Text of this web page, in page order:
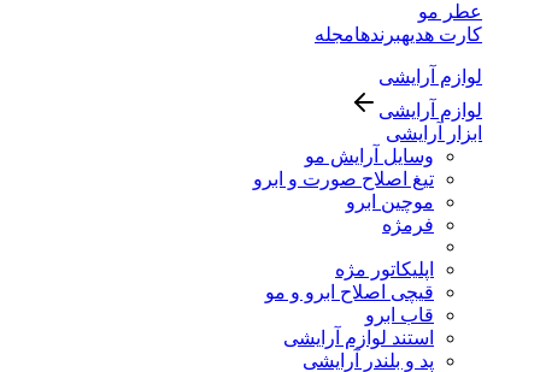
عطر مو
کارت هدیهبرندهامجله
لوازم آرایشی
لوازم آرایشی
ابزار آرایشی
وسایل آرایش مو
تیغ اصلاح صورت و ابرو
موچین ابرو
فرمژه
اپلیکاتور مژه
قیچی اصلاح ابرو و مو
قاب ابرو
استند لوازم آرایشی
پد و بلندر آرایشی